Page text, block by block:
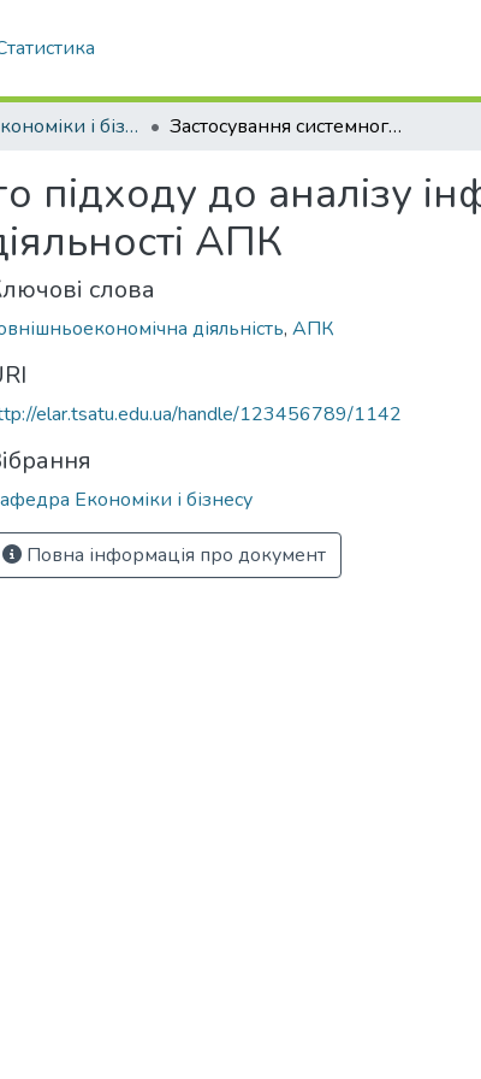
Кафедра Економіки і бізнесу Застосування системного підходу до аналізу інфраструктури зовнішньоекономічної діяльності АПК
підходу до аналізу
АПК
слова
діяльність, АПК
elar.tsatu.edu.ua/handle/123456789/1142
Економіки і бізнесу
Повна інформація про документ